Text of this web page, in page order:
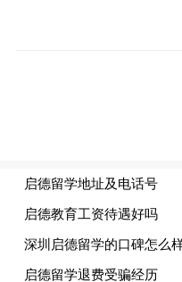
时，黄石、黄冈、
流天气，53个乡镇
中多个乡镇出现龙